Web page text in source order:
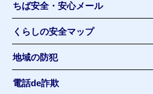
ちば安全・安心メール
くらしの安全マップ
地域の防犯
電話de詐欺